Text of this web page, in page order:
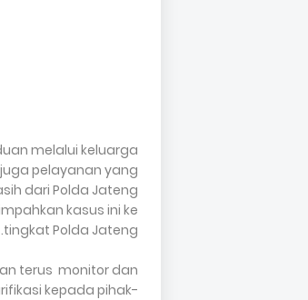
melalui keluarga
pelayanan yang
dari Polda Jateng
kasus ini ke
tingkat Polda Jateng.
terus monitor dan
kepada pihak-